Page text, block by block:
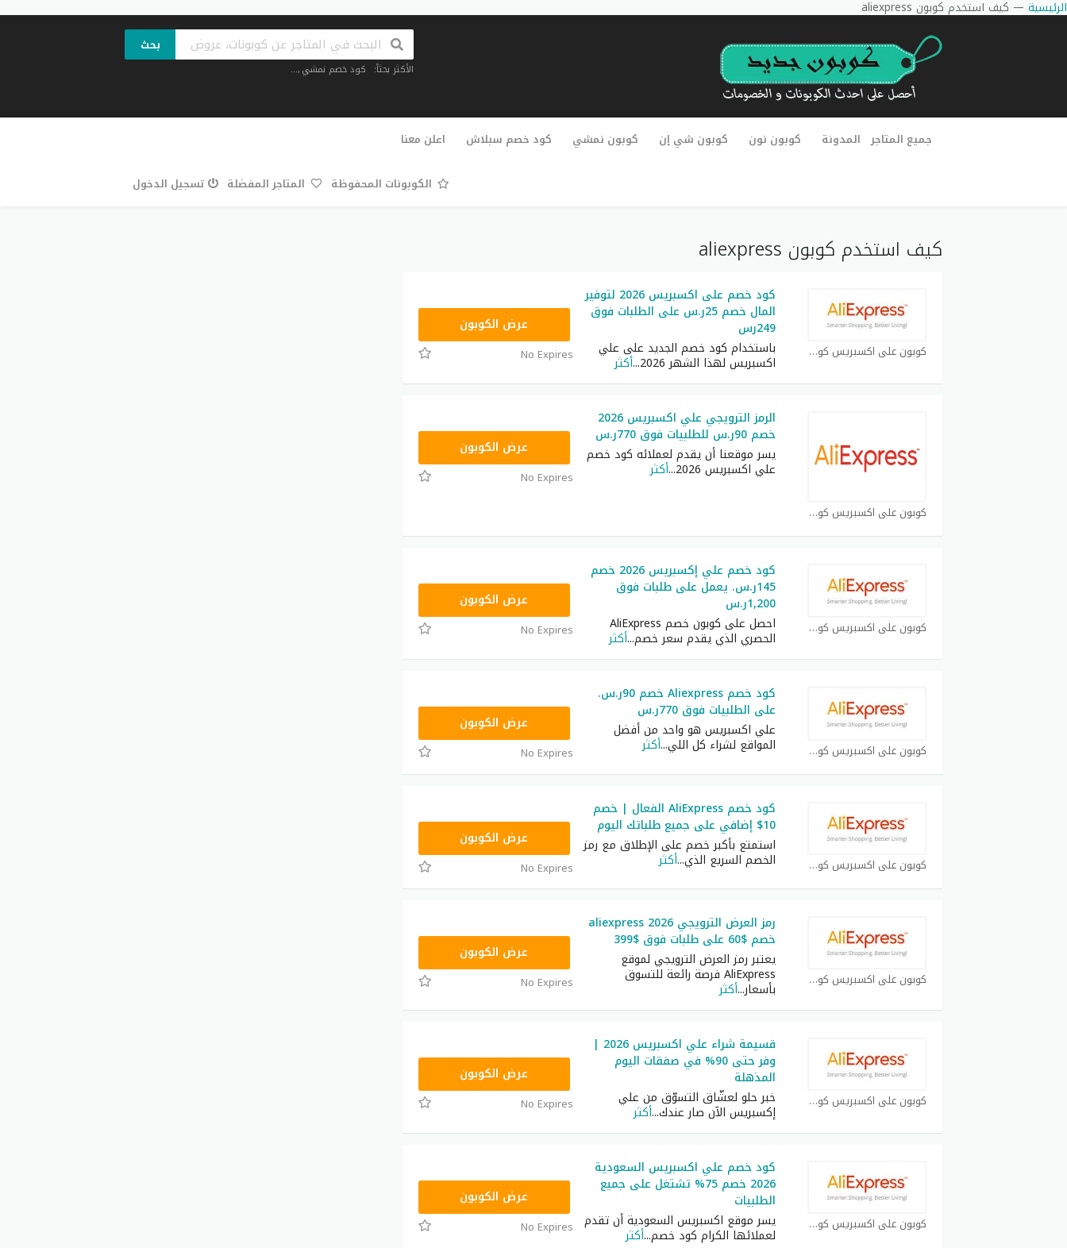
الرئيسية — كيف استخدم كوبون aliexpress
بحث
الأكثر بحثاً: كود خصم نمشي,...
تخطي
جميع المتاجر المدونة كوبون نون كوبون شي إن كوبون نمشي كود خصم سبلاش اعلن معنا
الكوبونات المحفوظة المتاجر المفضلة تسجيل الدخول
كيف استخدم كوبون aliexpress
كوبون علي اكسبريس كوبون
كود خصم على اكسبريس 2026 لتوفير
المال خصم 25ر.س على الطلبات فوق
249رس
باستخدام كود خصم الجديد على علي
اكسبريس لهذا الشهر 2026 ...أكثر
FSGCC07عرض الكوبون
No Expires
كوبون علي اكسبريس كوبون
الرمز الترويجي علي اكسبريس 2026
خصم 90ر.س للطلبيات فوق 770ر.س
يسر موقعنا أن يقدم لعملائه كود خصم
علي اكسبريس 2026 ...أكثر
PDGCC3عرض الكوبون
No Expires
كوبون علي اكسبريس كوبون
كود خصم علي إكسبريس 2026 خصم
145ر.س. يعمل على طلبات فوق
1,200ر.س
احصل على كوبون خصم AliExpress
الحصري الذي يقدم سعر خصم...أكثر
FSGCC36عرض الكوبون
No Expires
كوبون علي اكسبريس كوبون
كود خصم Aliexpress خصم 90ر.س.
على الطلبيات فوق 770ر.س
علي اكسبريس هو واحد من أفضل
المواقع لشراء كل اللي...أكثر
PDGCC3عرض الكوبون
No Expires
كوبون علي اكسبريس كوبون
كود خصم AliExpress الفعال | خصم
10$ إضافي على جميع طلباتك اليوم
استمتع بأكبر خصم على الإطلاق مع رمز
الخصم السريع الذي...أكثر
GCCWS4عرض الكوبون
No Expires
كوبون علي اكسبريس كوبون
رمز العرض الترويجي aliexpress 2026
خصم $60 على طلبات فوق $399
يعتبر رمز العرض الترويجي لموقع
AliExpress فرصة رائعة للتسوق
بأسعار...أكثر
GCCWS6عرض الكوبون
No Expires
كوبون علي اكسبريس كوبون
قسيمة شراء علي اكسبريس 2026 |
وفر حتى 90% في صفقات اليوم
المذهلة
خبر حلو لعشّاق التسوّق من علي
إكسبريس الآن صار عندك...أكثر
GCCWS2عرض الكوبون
No Expires
كوبون علي اكسبريس كوبون
كود خصم علي اكسبريس السعودية
2026 خصم 75% تشتغل على جميع
الطلبيات
يسر موقع اكسبريس السعودية أن تقدم
لعملائها الكرام كود خصم...أكثر
GCCWS2عرض الكوبون
No Expires